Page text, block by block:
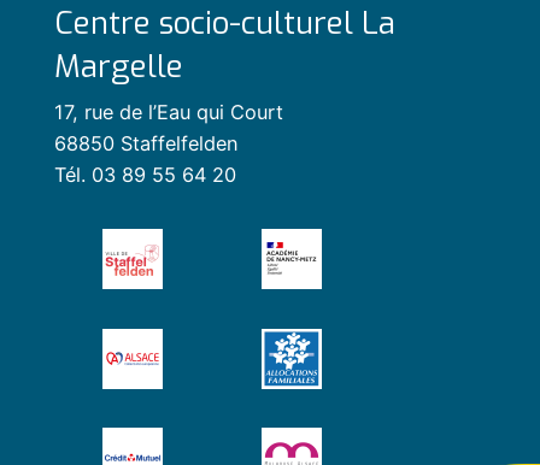
Centre socio-culturel La
Margelle
17, rue de l’Eau qui Court
68850 Staffelfelden
Tél. 03 89 55 64 20